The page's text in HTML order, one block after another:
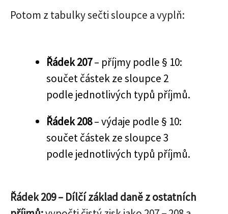
Potom z tabulky sečti sloupce a vyplň:
Řádek 207– příjmy podle § 10:
součet částek ze sloupce 2
podle jednotlivých typů příjmů.
Řádek 208– výdaje podle § 10:
součet částek ze sloupce 3
podle jednotlivých typů příjmů.
Řádek 209 – Dílčí základ daně z ostatních